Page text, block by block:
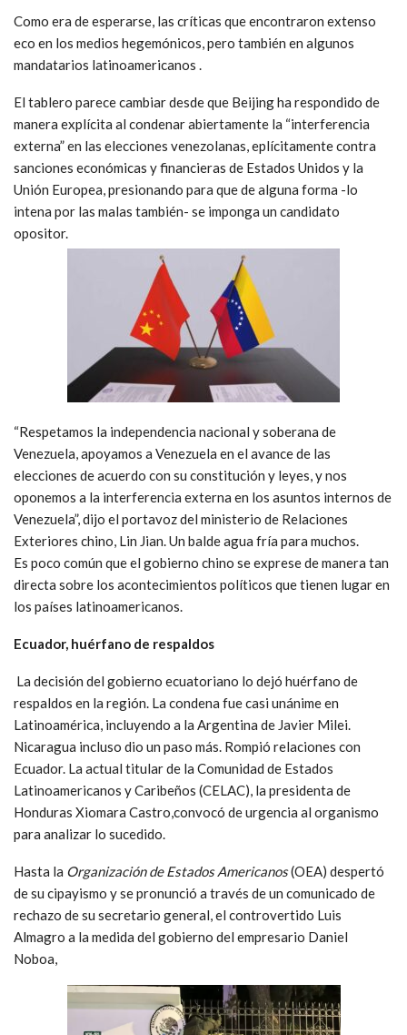
Como era de esperarse, las críticas que encontraron extenso
eco en los medios hegemónicos, pero también en algunos
mandatarios latinoamericanos .
El tablero parece cambiar desde que Beijing ha respondido de
manera explícita al condenar abiertamente la “interferencia
externa” en las elecciones venezolanas, eplícitamente contra
sanciones económicas y financieras de Estados Unidos y la
Unión Europea, presionando para que de alguna forma -lo
intena por las malas también- se imponga un candidato
opositor.
“Respetamos la independencia nacional y soberana de
Venezuela, apoyamos a Venezuela en el avance de las
elecciones de acuerdo con su constitución y leyes, y nos
oponemos a la interferencia externa en los asuntos internos de
Venezuela”, dijo el portavoz del ministerio de Relaciones
Exteriores chino, Lin Jian. Un balde agua fría para muchos.
Es poco común que el gobierno chino se exprese de manera tan
directa sobre los acontecimientos políticos que tienen lugar en
los países latinoamericanos.
Ecuador, huérfano de respaldos
La decisión del gobierno ecuatoriano lo dejó huérfano de
respaldos en la región. La condena fue casi unánime en
Latinoamérica, incluyendo a la Argentina de Javier Milei.
Nicaragua incluso dio un paso más. Rompió relaciones con
Ecuador. La actual titular de la Comunidad de Estados
Latinoamericanos y Caribeños (CELAC), la presidenta de
Honduras Xiomara Castro,convocó de urgencia al organismo
para analizar lo sucedido.
Hasta la Organización de Estados Americanos(OEA) despertó
de su cipayismo y se pronunció a través de un comunicado de
rechazo de su secretario general, el controvertido Luis
Almagro a la medida del gobierno del empresario Daniel
Noboa,